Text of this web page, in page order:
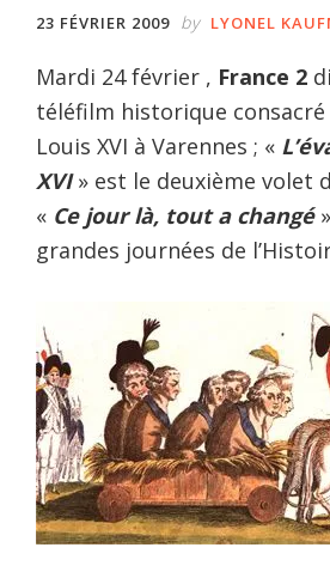
23 FÉVRIER 2009 by LYONEL
Mardi 24 février , France 2
téléfilm historique
Louis XVI à Varennes ; «
XVI» est le deuxième volet
« Ce jour là, tout a changé
grandes journées de